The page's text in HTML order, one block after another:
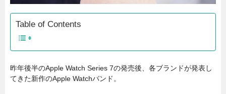
Table of Contents
昨年後半のApple Watch Series 7の発売後、各ブランドが発表し
てきた新作のApple Watchバンド。